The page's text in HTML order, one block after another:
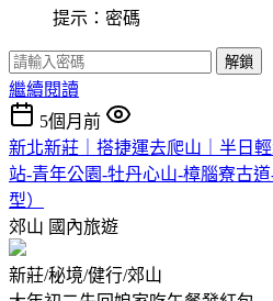
提示：密碼
解鎖
繼續閱讀
5個月前
新北新莊｜搭捷運去爬山｜半日
站-青年公園-牡丹心山-樟腦寮古
型）
郊山 國內旅遊
新莊/秘境/健行/郊山